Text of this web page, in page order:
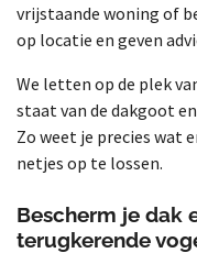
vrijstaande woning of
op locatie en geven
We letten op de plek
staat van de dakgoot
Zo weet je precies wat
netjes op te lossen.
Bescherm je dak
terugkerende